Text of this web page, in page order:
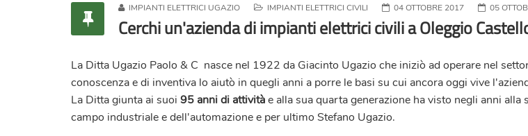
IMPIANTI ELETTRICI UGAZIO IMPIANTI ELETTRICI CIVILI 04 OTTOBRE 2017 05
Cerchi un'azienda di impianti elettrici civili a Oleggio
La Ditta Ugazio Paolo & C nasce nel 1922 da Giacinto Ugazio che iniziò ad operare nel
conoscenza e di inventiva lo aiutò in quegli anni a porre le basi su cui ancora oggi vive
La Ditta giunta ai suoi 95 anni di attivitàe alla sua quarta generazione ha visto negli anni
campo industriale e dell'automazione e per ultimo Stefano Ugazio.